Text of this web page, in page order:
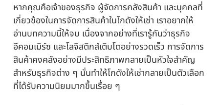
หากคุณคือเจ้าของธุรกิจ ผู้จัดการคลังสินค้า และบุคคลที่
เกี่ยวข้องในการจัดการสินค้าในโกดังให้เช่า เราอยากให้
อ่านบทความนี้ให้จบ เนื่องจากอย่างที่เรารู้กันว่าธุรกิจ
อีคอมเมิร์ซ และโลจิสติกส์เติบโตอย่างรวดเร็ว การจัดการ
สินค้าคงคลังอย่างมีประสิทธิภาพกลายเป็นหัวใจสำคัญ
สำหรับธุรกิจต่าง ๆ นั่นทำให้โกดังให้เช่ากลายเป็นตัวเลือก
ที่ได้รับความนิยมมากขึ้นเรื่อย ๆ